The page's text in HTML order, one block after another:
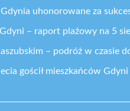
uhonorowane za
– raport plażowy na 5
– podróż w czasie
gościł mieszkańców Gdyni